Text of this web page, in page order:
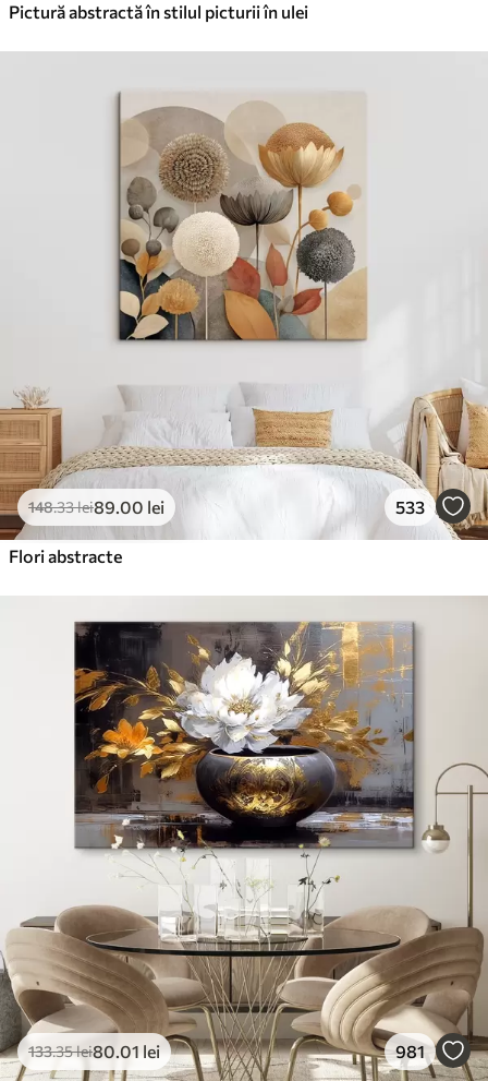
Pictură abstractă în stilul picturii în ulei
148.33lei89.00 lei 533
Flori abstracte
133.35lei80.01 lei 981